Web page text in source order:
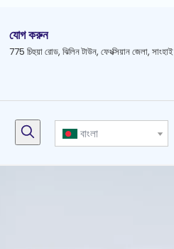
যোগ করুন
775 চিহুয়া রোড, ঝিলিন টাউন, ফেংক্সিয়ান জেলা, সাংহাই
বাংলা